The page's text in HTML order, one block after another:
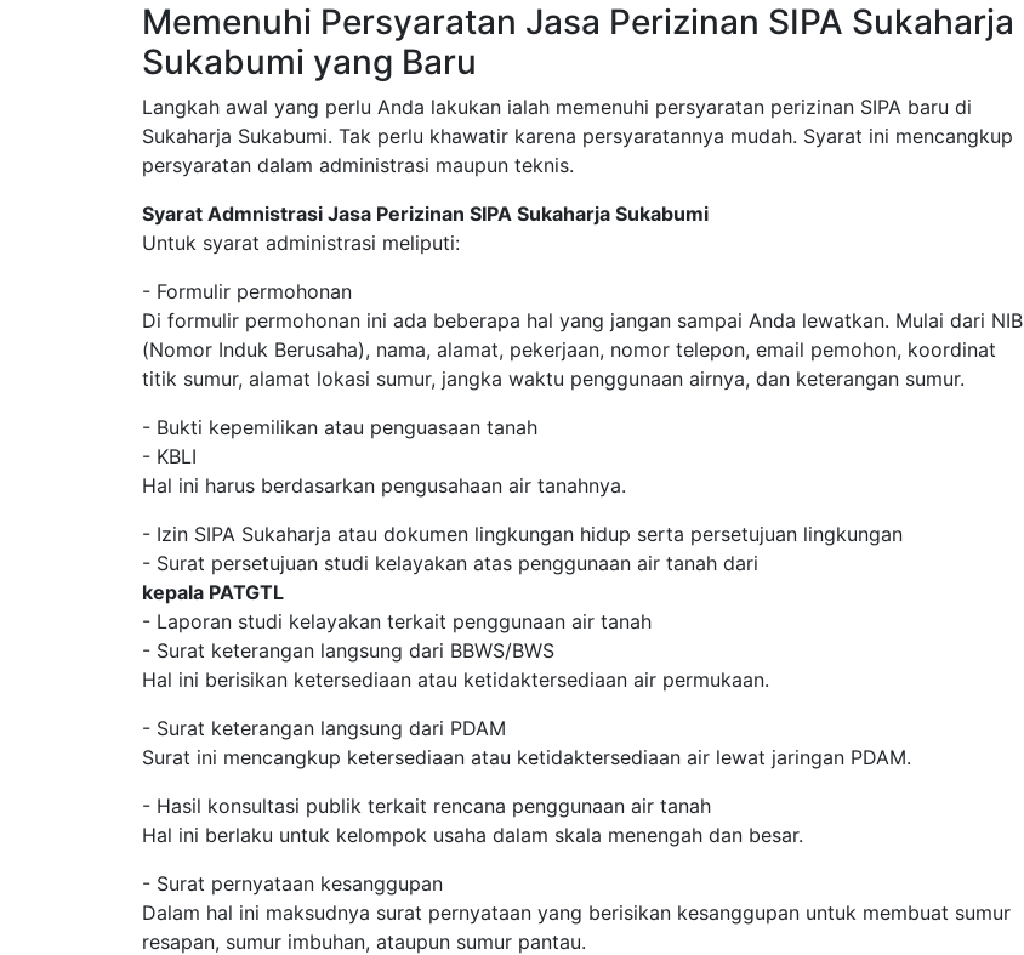
Memenuhi Persyaratan Jasa Perizinan SIPA Sukaharja
Sukabumi yang Baru
Langkah awal yang perlu Anda lakukan ialah memenuhi persyaratan perizinan SIPA baru di
Sukaharja Sukabumi. Tak perlu khawatir karena persyaratannya mudah. Syarat ini mencangkup
persyaratan dalam administrasi maupun teknis.
Syarat Admnistrasi Jasa Perizinan SIPA Sukaharja Sukabumi
Untuk syarat administrasi meliputi:
- Formulir permohonan
Di formulir permohonan ini ada beberapa hal yang jangan sampai Anda lewatkan. Mulai dari NIB
(Nomor Induk Berusaha), nama, alamat, pekerjaan, nomor telepon, email pemohon, koordinat
titik sumur, alamat lokasi sumur, jangka waktu penggunaan airnya, dan keterangan sumur.
- Bukti kepemilikan atau penguasaan tanah
- KBLI
Hal ini harus berdasarkan pengusahaan air tanahnya.
- Izin SIPA Sukaharja atau dokumen lingkungan hidup serta persetujuan lingkungan
- Surat persetujuan studi kelayakan atas penggunaan air tanah dari
kepala PATGTL
- Laporan studi kelayakan terkait penggunaan air tanah
- Surat keterangan langsung dari BBWS/BWS
Hal ini berisikan ketersediaan atau ketidaktersediaan air permukaan.
- Surat keterangan langsung dari PDAM
Surat ini mencangkup ketersediaan atau ketidaktersediaan air lewat jaringan PDAM.
- Hasil konsultasi publik terkait rencana penggunaan air tanah
Hal ini berlaku untuk kelompok usaha dalam skala menengah dan besar.
- Surat pernyataan kesanggupan
Dalam hal ini maksudnya surat pernyataan yang berisikan kesanggupan untuk membuat sumur
resapan, sumur imbuhan, ataupun sumur pantau.